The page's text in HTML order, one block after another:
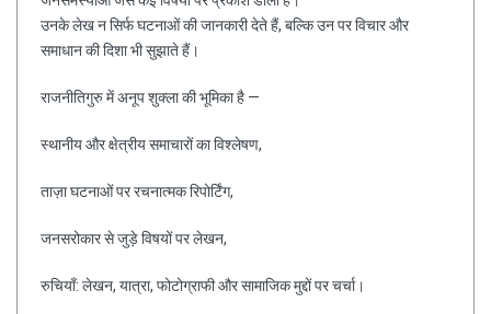
उनके लेख न सिर्फ घटनाओं की जानकारी देते हैं, बल्कि उन पर विचार और
समाधान की दिशा भी सुझाते हैं।
राजनीतिगुरु में अनूप शुक्ला की भूमिका है —
स्थानीय और क्षेत्रीय समाचारों का विश्लेषण,
ताज़ा घटनाओं पर रचनात्मक रिपोर्टिंग,
जनसरोकार से जुड़े विषयों पर लेखन,
रुचियाँ: लेखन, यात्रा, फोटोग्राफी और सामाजिक मुद्दों पर चर्चा।